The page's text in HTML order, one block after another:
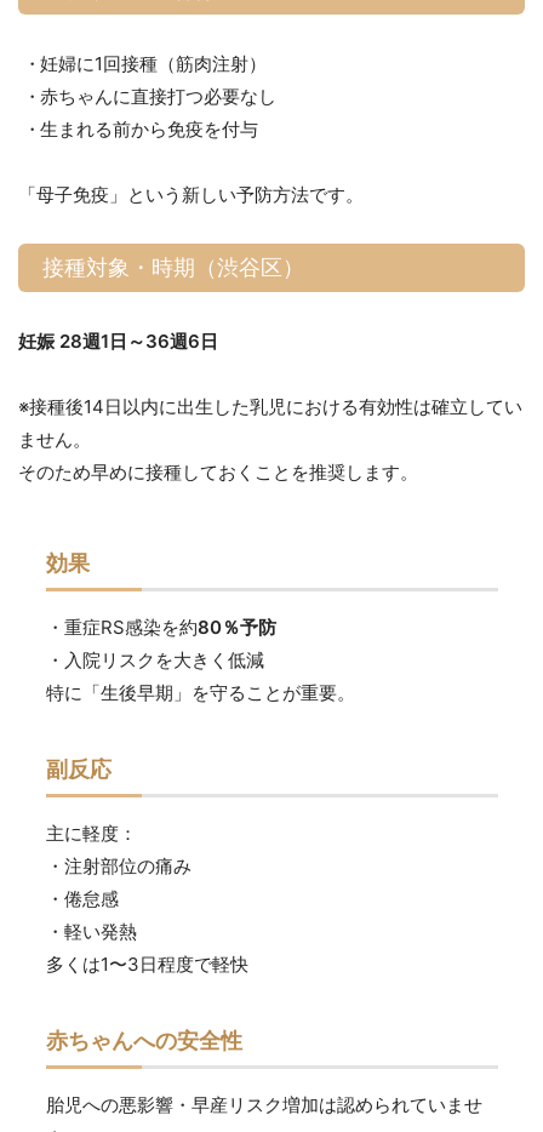
妊婦に1回接種（筋肉注射）
赤ちゃんに直接打つ必要なし
生まれる前から免疫を付与
「母子免疫」という新しい予防方法です。
接種対象・時期（渋谷区）
妊娠 28週1日～36週6日
※接種後14日以内に出生した乳児における有効性は確立してい
ません。
そのため早めに接種しておくことを推奨します。
効果
・重症RS感染を約80％予防
・入院リスクを大きく低減
特に「生後早期」を守ることが重要。
副反応
主に軽度：
・注射部位の痛み
・倦怠感
・軽い発熱
多くは1〜3日程度で軽快
赤ちゃんへの安全性
胎児への悪影響・早産リスク増加は認められていませ